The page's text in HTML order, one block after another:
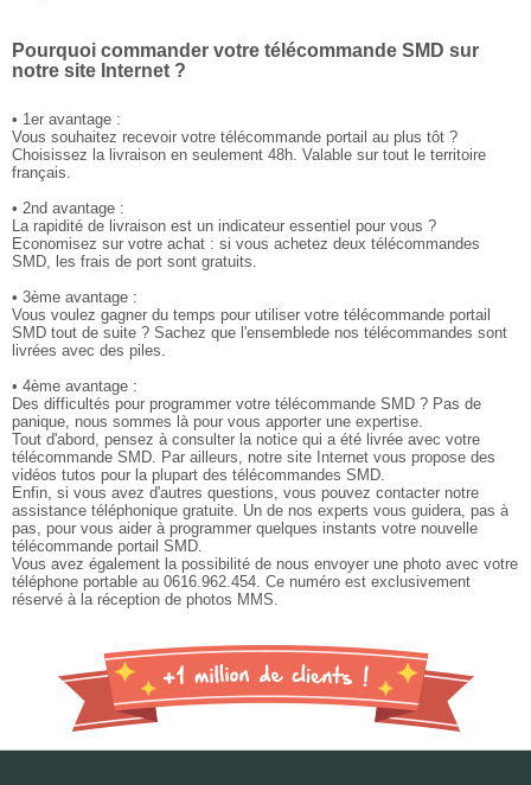
Pourquoi commander votre télécommande SMD sur
notre site Internet ?
• 1er avantage :
Vous souhaitez recevoir votre télécommande portail au plus tôt ?
Choisissez la livraison en seulement 48h. Valable sur tout le territoire
français.
• 2nd avantage :
La rapidité de livraison est un indicateur essentiel pour vous ?
Economisez sur votre achat : si vous achetez deux télécommandes
SMD, les frais de port sont gratuits.
• 3ème avantage :
Vous voulez gagner du temps pour utiliser votre télécommande portail
SMD tout de suite ? Sachez que l'ensemblede nos télécommandes sont
livrées avec des piles.
• 4ème avantage :
Des difficultés pour programmer votre télécommande SMD ? Pas de
panique, nous sommes là pour vous apporter une expertise.
Tout d'abord, pensez à consulter la notice qui a été livrée avec votre
télécommande SMD. Par ailleurs, notre site Internet vous propose des
vidéos tutos pour la plupart des télécommandes SMD.
Enfin, si vous avez d'autres questions, vous pouvez contacter notre
assistance téléphonique gratuite. Un de nos experts vous guidera, pas à
pas, pour vous aider à programmer quelques instants votre nouvelle
télécommande portail SMD.
Vous avez également la possibilité de nous envoyer une photo avec votre
téléphone portable au 0616.962.454. Ce numéro est exclusivement
réservé à la réception de photos MMS.